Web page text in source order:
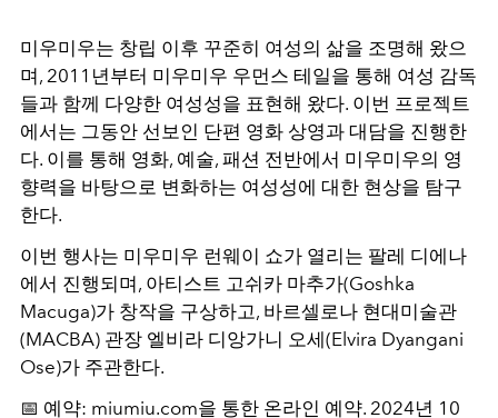
미우미우는 창립 이후 꾸준히 여성의 삶을 조명해 왔으
며, 2011년부터 미우미우 우먼스 테일을 통해 여성 감독
들과 함께 다양한 여성성을 표현해 왔다. 이번 프로젝트
에서는 그동안 선보인 단편 영화 상영과 대담을 진행한
다. 이를 통해 영화, 예술, 패션 전반에서 미우미우의 영
향력을 바탕으로 변화하는 여성성에 대한 현상을 탐구
한다.
이번 행사는 미우미우 런웨이 쇼가 열리는 팔레 디에나
에서 진행되며, 아티스트 고쉬카 마추가(Goshka
Macuga)가 창작을 구상하고, 바르셀로나 현대미술관
(MACBA) 관장 엘비라 디앙가니 오세(Elvira Dyangani
Ose)가 주관한다.
📅 예약: miumiu.com을 통한 온라인 예약. 2024년 10